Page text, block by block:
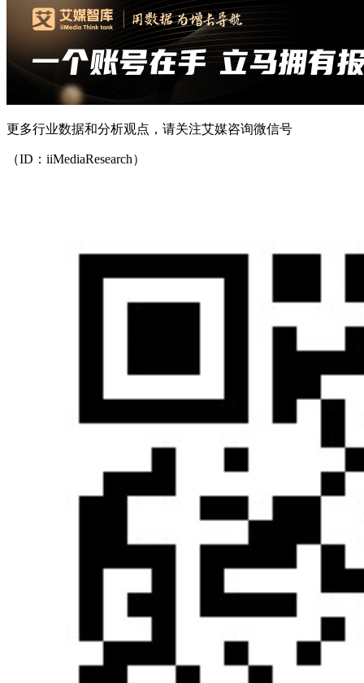
更多行业数据和分析观点，请关注艾媒咨询微信号
（ID：iiMediaResearch）